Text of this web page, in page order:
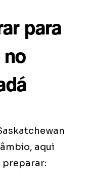
para
no
aqui
preparar: